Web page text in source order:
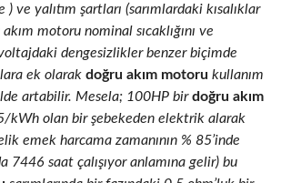
ve yalıtım şartları (sarımlardaki kısalıklar
motoru nominal sıcaklığını ve
dengesizlikler benzer biçimde
ek olarak doğru akım motoru kullanım
artabilir. Mesela; 100HP birdoğru akım
kWh olan bir şebekeden elektrik alarak
emek harcama zamanının % 85’inde
7446 saat çalışıyor anlamına gelir) bu